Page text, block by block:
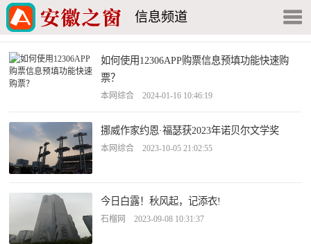
信息频道
如何使用12306APP购票信息预填功能快速购
票？
本网综合 2024-01-16 10:46:19
挪威作家约恩·福瑟获2023年诺贝尔文学奖
本网综合 2023-10-05 21:02:55
今日白露！秋风起，记添衣!
石榴网 2023-09-08 10:31:37